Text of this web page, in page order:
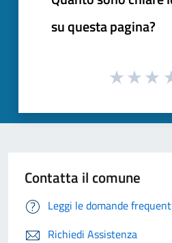
su questa pagina?
Contatta il comune
Leggi le domande
Richiedi Assistenza